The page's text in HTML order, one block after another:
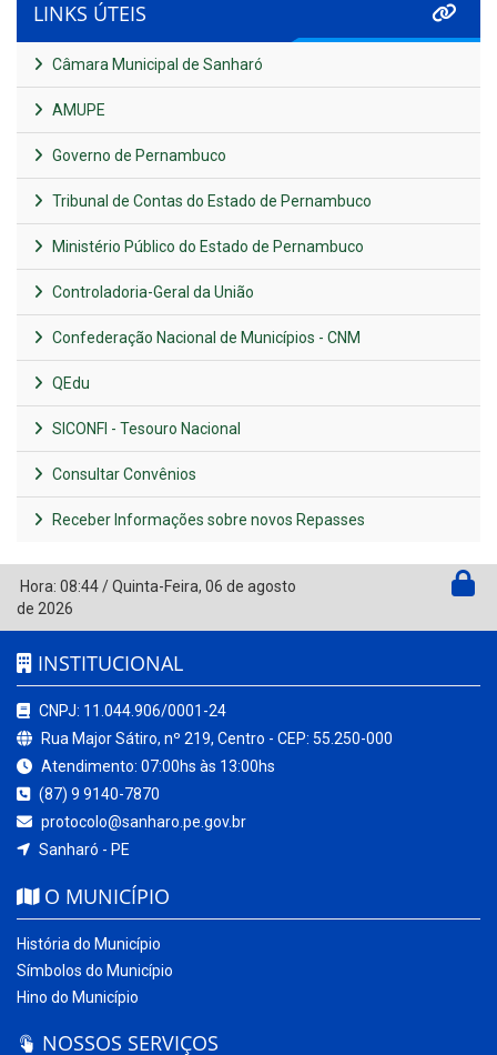
LINKS ÚTEIS
Câmara Municipal de Sanharó
AMUPE
Governo de Pernambuco
Tribunal de Contas do Estado de Pernambuco
Ministério Público do Estado de Pernambuco
Controladoria-Geral da União
Confederação Nacional de Municípios - CNM
QEdu
SICONFI - Tesouro Nacional
Consultar Convênios
Receber Informações sobre novos Repasses
Hora: 08:44/Quinta-Feira, 06 de agosto
de 2026
INSTITUCIONAL
CNPJ: 11.044.906/0001-24
Rua Major Sátiro, nº 219, Centro - CEP: 55.250-000
Atendimento: 07:00hs às 13:00hs
(87) 9 9140-7870
protocolo@sanharo.pe.gov.br
Sanharó - PE
O MUNICÍPIO
História do Município
Símbolos do Município
Hino do Município
NOSSOS SERVIÇOS